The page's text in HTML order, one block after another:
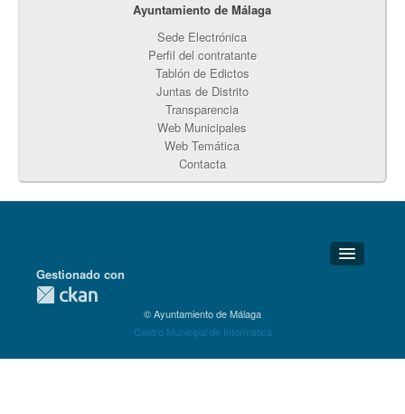
Ayuntamiento de Málaga
Sede Electrónica
Perfil del contratante
Tablón de Edictos
Juntas de Distrito
Transparencia
Web Municipales
Web Temática
Contacta
Detalles Técnicos
Gestionado con
© Ayuntamiento de Málaga
Centro Municipal de Informática